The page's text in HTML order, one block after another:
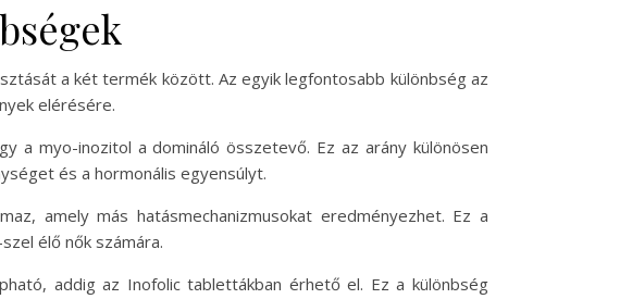
a két termék között. Az egyik legfontosabb különbség az
elérésére.
a myo-inozitol a domináló összetevő. Ez az arány különösen
és a hormonális egyensúlyt.
amely más hatásmechanizmusokat eredményezhet. Ez a
élő nők számára.
addig az Inofolic tablettákban érhető el. Ez a különbség